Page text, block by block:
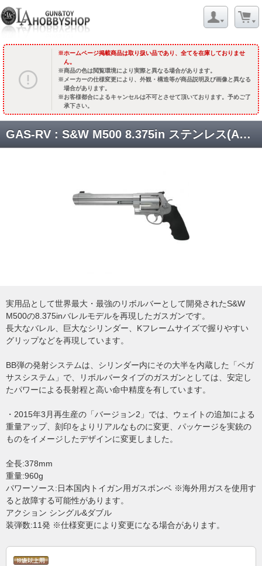
ホームページ掲載商品は取り扱い品であり、全てを在庫しておりませ
ん。
商品の色は閲覧環境により実際と異なる場合があります。
メーカーの仕様変更により、外観・構造等が商品説明及び画像と異なる
場合があります。
お客様都合によるキャンセルは不可とさせて頂いております。予めご了
承下さい。
GAS-RV : S&W M500 8.375in ステンレス(ABS) バージョン2 [取寄]
実用品として世界最大・最強のリボルバーとして開発されたS&W
M500の8.375inバレルモデルを再現したガスガンです。
長大なバレル、巨大なシリンダー、Kフレームサイズで握りやすい
グリップなどを再現しています。
BB弾の発射システムは、シリンダー内にその大半を内蔵した「ペガ
サスシステム」で、リボルバータイプのガスガンとしては、安定し
たパワーによる長射程と高い命中精度を有しています。
・2015年3月再生産の「バージョン2」では、ウェイトの追加による
重量アップ、刻印をよりリアルなものに変更、パッケージを実銃の
ものをイメージしたデザインに変更しました。
全長:378mm
重量:960g
パワーソース:日本国内トイガン用ガスボンベ ※海外用ガスを使用す
ると故障する可能性があります。
アクション シングル&ダブル
装弾数:11発 ※仕様変更により変更になる場合があります。